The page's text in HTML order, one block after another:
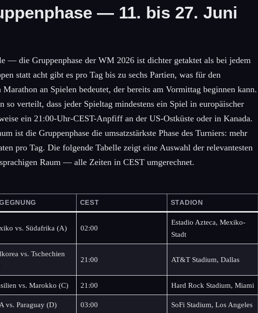
— 11. bis 27. Juni
— die Gruppenphase der WM 2026 ist dichter getaktet als bei jedem
statt acht gibt es pro Tag bis zu sechs Partien, was für den
Marathon an Spielen bedeutet, der bereits am Vormittag beginnen kann.
so verteilt, dass jeder Spieltag mindestens ein Spiel in europäischer
ein 21:00-Uhr-CEST-Anpfiff an der US-Ostküste oder in Kanada.
ist die Gruppenphase die umsatzstärkste Phase des Turniers: mehr
pro Tag. Die folgende Tabelle zeigt eine Auswahl der relevantesten
Raum — alle Zeiten in CEST umgerechnet.
CEST STADION
vs. Südafrika (A) 02:00
Estadio Azteca, Mexiko-
Stadt
vs. Tschechien
21:00 AT&T Stadium, Dallas
vs. Marokko (C) 21:00 Hard Rock Stadium, Miami
vs. Paraguay (D) 03:00 SoFi Stadium, Los Angeles